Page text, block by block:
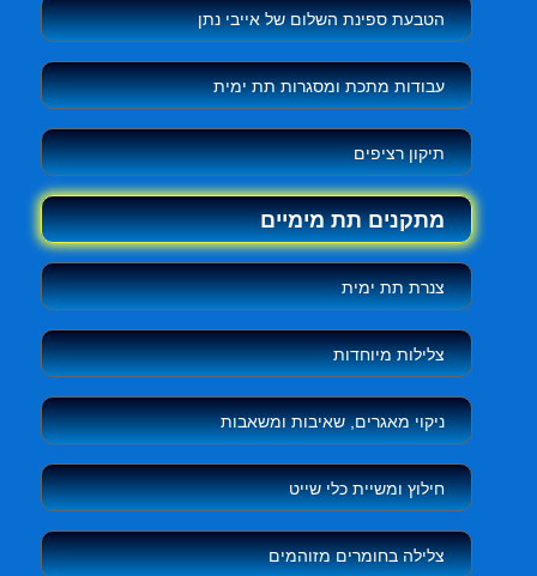
הטבעת ספינת השלום של אייבי נתן
עבודות מתכת ומסגרות תת ימית
תיקון רציפים
מתקנים תת מימיים
צנרת תת ימית
צלילות מיוחדות
ניקוי מאגרים, שאיבות ומשאבות
חילוץ ומשיית כלי שייט
צלילה בחומרים מזוהמים